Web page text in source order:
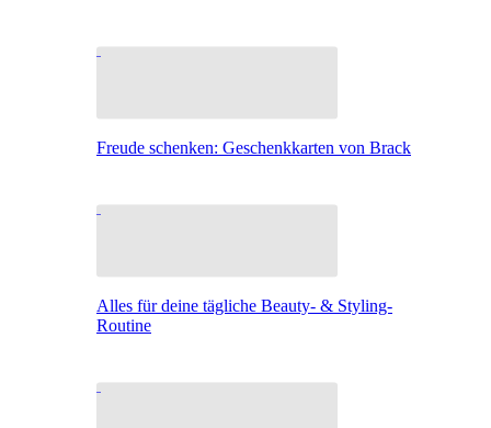
Freude schenken: Geschenkkarten von Brack
Alles für deine tägliche Beauty- & Styling-
Routine